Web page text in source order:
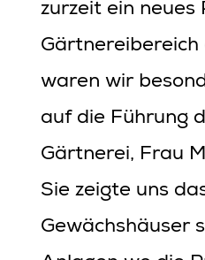
zurzeit ein neues
waren wir
auf die Führung
Gärtnerei, Frau
Sie zeigte uns
Gewächshäuser